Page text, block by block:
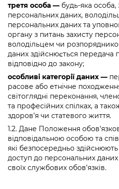
третя особа — будь-яка особа,
персональних даних,
персональних даних та
органу з питань захисту
володільцем чи
даних здійснюється передача
відповідно до закону;
особливі категорії даних —
расове або етнічне
світоглядні переконання,
та професійних спілках, а
здоров’я чи статевого життя.
1.2. Дане Положення
відповідальною особою та
які безпосередньо
доступ до персональних даних
своїх службових обов’язків.